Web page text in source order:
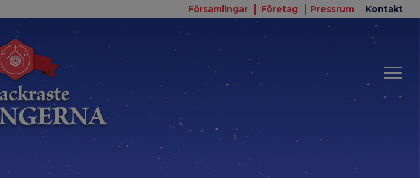
Församlingar Företag Pressrum Kontakt